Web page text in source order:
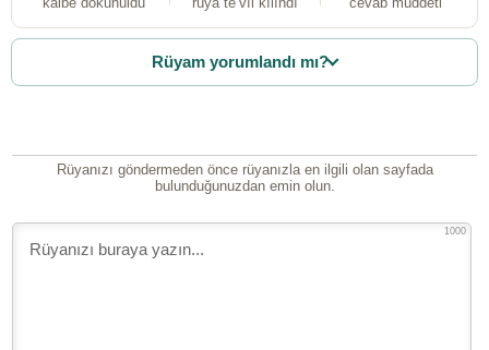
Rüyam yorumlandı mı?
Rüyanızı göndermeden önce rüyanızla en ilgili olan sayfada
bulunduğunuzdan emin olun.
1000